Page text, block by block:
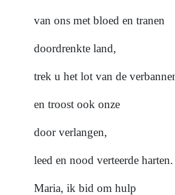
van ons met bloed en tranen
doordrenkte land,
trek u het lot van de
en troost ook onze
door verlangen,
leed en nood verteerde harten.
Maria, ik bid om hulp